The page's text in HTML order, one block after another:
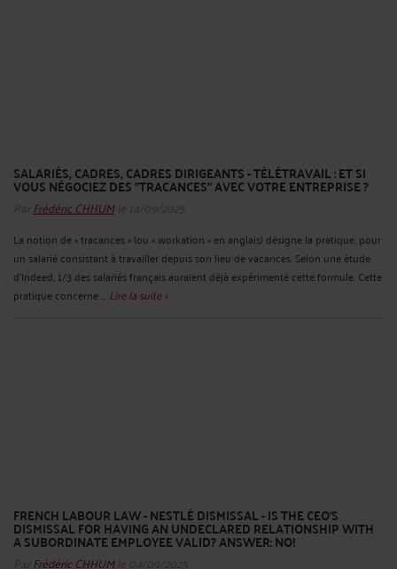
SALARIÉS, CADRES, CADRES DIRIGEANTS - TÉLÉTRAVAIL : ET SI
VOUS NÉGOCIEZ DES "TRACANCES" AVEC VOTRE ENTREPRISE ?
Par Frédéric CHHUMle 14/09/2025
La notion de « tracances » (ou « workation » en anglais) désigne la pratique, pour
un salarié consistant à travailler depuis son lieu de vacances. Selon une étude
d’Indeed, 1/3 des salariés français auraient déjà expérimenté cette formule. Cette
pratique concerne ... Lire la suite >
FRENCH LABOUR LAW - NESTLÉ DISMISSAL - IS THE CEO'S
DISMISSAL FOR HAVING AN UNDECLARED RELATIONSHIP WITH
A SUBORDINATE EMPLOYEE VALID? ANSWER: NO!
Par Frédéric CHHUMle 04/09/2025